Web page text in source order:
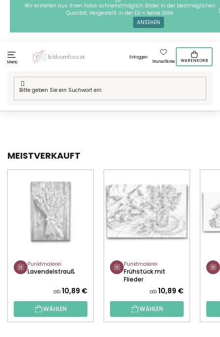
springen
Wir erstellen aus Ihren Fotos schnellstmöglich Bilder in der bestmöglichen
Qualität. Hergestellt in der EU = keine Zölle
ANSEHEN
Menü
Einloggen
Wunschliste
WARENKORB
Startseite
Technik / Punktmalerei /
Dekorative Blumen
MEISTVERKAUFT
Punktmalerei
Lavendelstrauß
ab 10,89 €
WÄHLEN
Punktmalerei
Frühstück mit
Flieder
ab 10,89 €
WÄHLEN